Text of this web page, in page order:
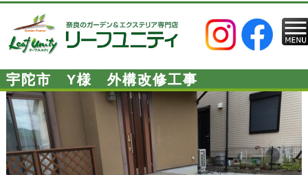
宇陀市 Y様 外構改修工事